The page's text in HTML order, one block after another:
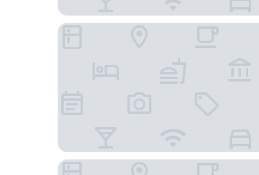
Jeju Stay in Seongsan Hotel
Sungsan Marina